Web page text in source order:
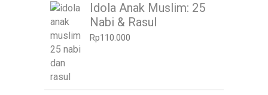
Idola Anak Muslim: 25
Nabi & Rasul
Rp110.000